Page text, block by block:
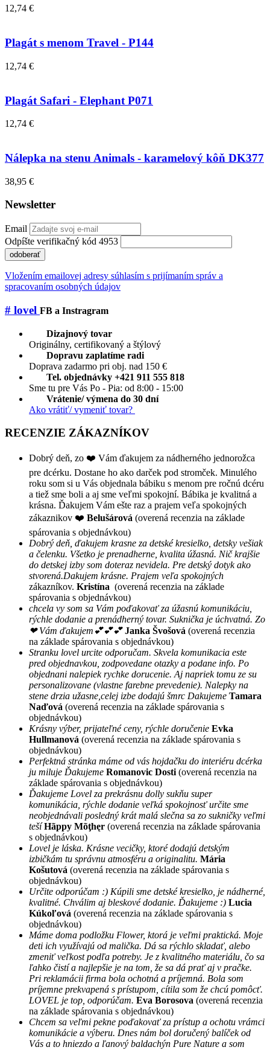
12,74 €
Plagát s menom Travel - P144
12,74 €
Plagát Safari - Elephant P071
12,74 €
Nálepka na stenu Animals - karamelový kôň DK377
38,95 €
Newsletter
Email
Odpíšte verifikačný kód 4953
odoberať
Vložením emailovej adresy súhlasím s prijímaním správ a
spracovaním osobných údajov
# lovel FB a Instragram
Dizajnový tovar
Originálny, certifikovaný a štýlový
Dopravu zaplatíme radi
Doprava zadarmo pri obj. nad 150 €
Tel. objednávky +421 911 555 818
Sme tu pre Vás Po - Pia: od 8:00 - 15:00
Vrátenie/ výmena do 30 dní
Ako vrátiť/ vymeniť tovar?
RECENZIE ZÁKAZNÍKOV
Dobrý deň, zo ❤️ Vám ďakujem za nádherného jednorožca
pre dcérku. Dostane ho ako darček pod stromček. Minulého
roku som si u Vás objednala bábiku s menom pre ročnú dcéru
a tiež sme boli a aj sme veľmi spokojní. Bábika je kvalitná a
krásna. Ďakujem Vám ešte raz a prajem veľa spokojných
zákaznikov ❤️ Belušárová (overená recenzia na základe
spárovania s objednávkou)
Dobrý deň, ďakujem krasne za detské kresielko, detsky vešiak
a čelenku. Všetko je prenadherne, kvalita úžasná. Nič krajšie
do detskej izby som doteraz nevidela. Pre detský dotyk ako
stvorená.Dakujem krásne. Prajem veľa spokojných
zákazníkov. Kristína (overená recenzia na základe
spárovania s objednávkou)
chcela vy som sa Vám poďakovať za úžasnú komunikáciu,
rýchle dodanie a prenádherný tovar. Suknička je úchvatná. Zo
❤ Vám ďakujem💕💕💕 Janka Švošová (overená recenzia
na základe spárovania s objednávkou)
Stranku lovel urcite odporučam. Skvela komunikacia este
pred objednavkou, zodpovedane otazky a podane info. Po
objednani nalepiek rychke dorucenie. Aj napriek tomu ze su
personalizovane (vlastne farebne prevedenie). Nalepky na
stene drzia užasne,celej izbe dodajú šmrc Dakujeme Tamara
Naďová (overená recenzia na základe spárovania s
objednávkou)
Krásny výber, prijateľné ceny, rýchle doručenie Evka
Hullmanová (overená recenzia na základe spárovania s
objednávkou)
Perfektná stránka máme od vás hojdačku do interiéru dcérka
ju miluje Ďakujeme Romanovic Dosti (overená recenzia na
základe spárovania s objednávkou)
Ďakujeme Lovel za prekrásnu dolly sukňu super
komunikácia, rýchle dodanie veľká spokojnosť určite sme
neobjednávali posledný krát malá slečna sa zo sukničky veľmi
tešíHãppy Mõţhęr (overená recenzia na základe spárovania
s objednávkou)
Lovel je láska. Krásne vecičky, ktoré dodajú detským
izbičkám tu správnu atmosféru a originalitu. Mária
Košutová (overená recenzia na základe spárovania s
objednávkou)
Určite odporúčam :) Kúpili sme detské kresielko, je nádherné,
kvalitné. Chválim aj bleskové dodanie. Ďakujeme :) Lucia
Kúkoľová (overená recenzia na základe spárovania s
objednávkou)
Máme doma podložku Flower, ktorá je veľmi praktická. Moje
deti ich využívajú od malička. Dá sa rýchlo skladať, alebo
zmeniť veľkost podľa potreby. Je z kvalitného materiálu, čo sa
ľahko čistí a najlepšie je na tom, že sa dá prať aj v pračke.
Pri reklamácii firma bola ochotná a príjemná. Bola som
príjemne prekvapená s prístupom, cítila som že chcú pomôcť.
LOVEL je top, odporúčam. Eva Borosova (overená recenzia
na základe spárovania s objednávkou)
Chcem sa veľmi pekne poďakovať za prístup a ochotu vrámci
komunikácie a výberu. Dnes nám bol doručený balíček od
Vás a to hniezdo a ľanový baldachýn Pure Nature a som